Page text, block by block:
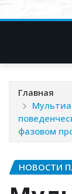
Главная
фазовом
НОВОСТИ